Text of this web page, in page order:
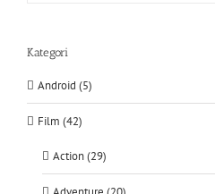
Kategori
Android (5)
Film (42)
Action (29)